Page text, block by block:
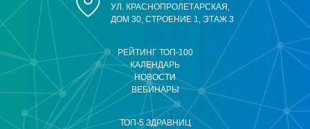
РЕЙТИНГ ТОП-100
КАЛЕНДАРЬ
НОВОСТИ
ВЕБИНАРЫ
ТОП-5 ЗДРАВНИЦ
УЛ. КРАСНОПРОЛЕТАРСКАЯ,
ДОМ 30, СТРОЕНИЕ 1, ЭТАЖ 3